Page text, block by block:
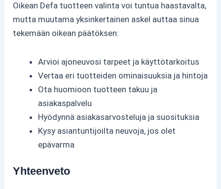
Oikean Defa tuotteen valinta voi tuntua haastavalta,
mutta muutama yksinkertainen askel auttaa sinua
tekemään oikean päätöksen:
Arvioi ajoneuvosi tarpeet ja käyttötarkoitus
Vertaa eri tuotteiden ominaisuuksia ja hintoja
Ota huomioon tuotteen takuu ja
asiakaspalvelu
Hyödynnä asiakasarvosteluja ja suosituksia
Kysy asiantuntijoilta neuvoja, jos olet
epävarma
Yhteenveto